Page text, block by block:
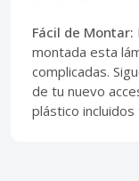
Fácil de Montar:
montada esta
complicadas.
de tu nuevo
plástico